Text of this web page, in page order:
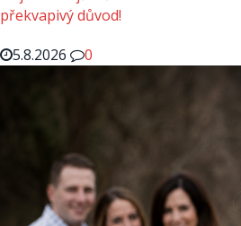
překvapivý důvod!
5.8.2026
0